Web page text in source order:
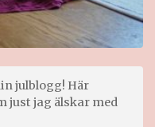
julblogg! Här
just jag älskar med